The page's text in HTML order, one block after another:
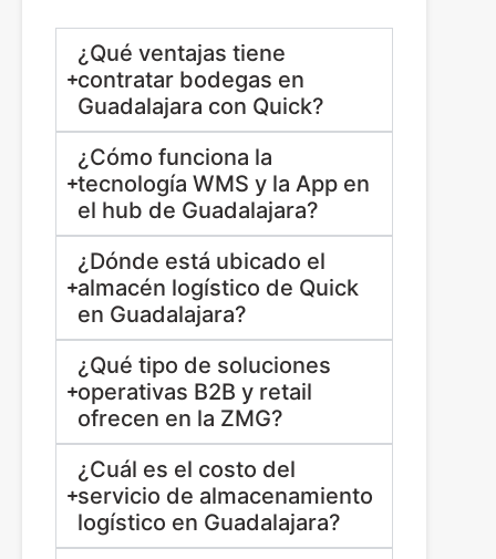
¿Qué ventajas tiene
contratar bodegas en
Guadalajara con Quick?
¿Cómo funciona la
tecnología WMS y la App en
el hub de Guadalajara?
¿Dónde está ubicado el
almacén logístico de Quick
en Guadalajara?
¿Qué tipo de soluciones
operativas B2B y retail
ofrecen en la ZMG?
¿Cuál es el costo del
servicio de almacenamiento
logístico en Guadalajara?